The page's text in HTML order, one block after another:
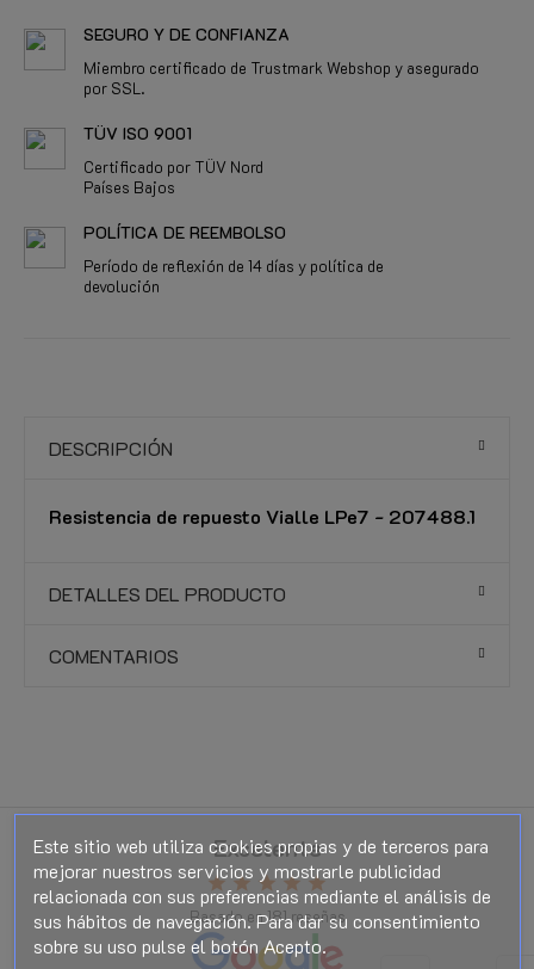
SEGURO Y DE CONFIANZA
Miembro certificado de Trustmark Webshop y asegurado
por SSL.
TÜV ISO 9001
Certificado por TÜV Nord
Países Bajos
POLÍTICA DE REEMBOLSO
Período de reflexión de 14 días y política de
devolución
DESCRIPCIÓN
Resistencia de repuesto Vialle LPe7 - 207488.1
DETALLES DEL PRODUCTO
COMENTARIOS
Excelente
starstar star starstar
Basado en181reseñas
Este sitio web utiliza cookies propias y de terceros para
mejorar nuestros servicios y mostrarle publicidad
relacionada con sus preferencias mediante el análisis de
sus hábitos de navegación. Para dar su consentimiento
sobre su uso pulse el botón Acepto.